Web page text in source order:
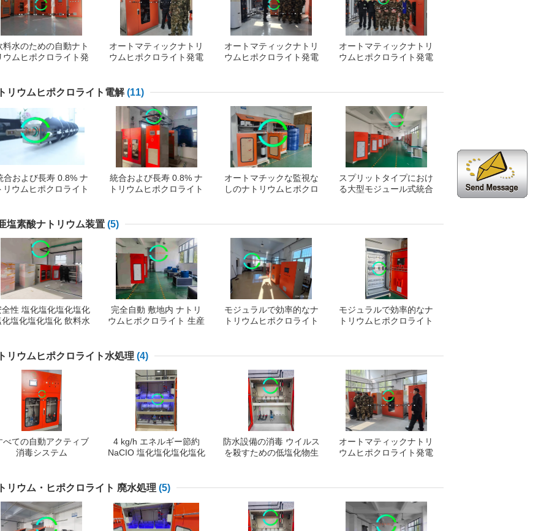
料水のための自動ナト
ウムヒポクロライト発
オートマティックナトリ
ウムヒポクロライト発電
オートマティックナトリ
ウムヒポクロライト発電
オートマティックナトリ
ウムヒポクロライト発電
リウムヒポクロライト電解 (11)
合および長寿 0.8% ナ
リウムヒポクロライト
統合および長寿 0.8% ナ
トリウムヒポクロライト
オートマチックな監視な
しのナトリウムヒポクロ
スプリットタイプにおけ
る大型モジュール式統合
塩素酸ナトリウム装置 (5)
全性 塩化塩化塩化塩化
化塩化塩化塩化 飲料水
完全自動 敷地内 ナトリ
ウムヒポクロライト 生産
モジュラルで効率的なナ
トリウムヒポクロライト
モジュラルで効率的なナ
トリウムヒポクロライト
リウムヒポクロライト水処理 (4)
べての自動アクティブ
消毒システム
4 kg/h エネルギー節約
NaCIO 塩化塩化塩化塩化
塩化塩化塩化塩化塩化塩
塩化塩化塩化塩化塩化塩
化塩化塩化塩化塩化塩化
防水設備の消毒 ウイルス
を殺すための低塩化物生
オートマティックナトリ
ウムヒポクロライト発電
リウム・ヒポクロライト 廃水処理 (5)